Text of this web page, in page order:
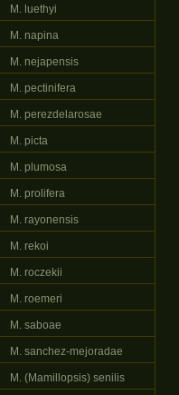
M. luethyi
M. napina
M. nejapensis
M. pectinifera
M. perezdelarosae
M. picta
M. plumosa
M. prolifera
M. rayonensis
M. rekoi
M. roczekii
M. roemeri
M. saboae
M. sanchez-mejoradae
M. (Mamillopsis) senilis